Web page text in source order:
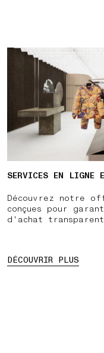
SERVICES EN LIGNE
Découvrez notre
conçues pour
d'achat
DÉCOUVRIR PLUS